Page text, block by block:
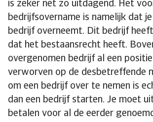
is zeker net zo uitdagend. Het
bedrijfsovername is namelijk dat
bedrijf overneemt. Dit bedrijf
dat het bestaansrecht heeft.
overgenomen bedrijf al een
verworven op de desbetreffende
om een bedrijf over te nemen is
dan een bedrijf starten. Je moet
betalen voor al de eerder